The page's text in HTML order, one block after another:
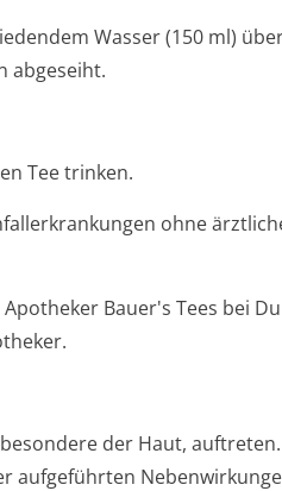
Wasser (150 ml)
abgeseiht.
Tee trinken.
ohne
Bauer's Tees bei
der Haut,
aufgeführten